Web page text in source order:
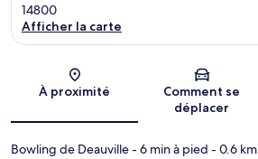
14800
Afficher la carte
À proximité
Comment se
déplacer
Bowling de Deauville- 6 min à pied - 0.6 km